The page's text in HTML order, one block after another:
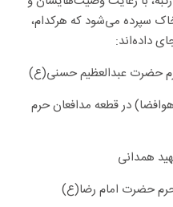
سپرده می‌شود که هرکدام،
داده‌اند:
حضرت عبدالعظیم حسنی(ع)
در قطعه مدافعان حرم
همدانی
حضرت امام رضا(ع)